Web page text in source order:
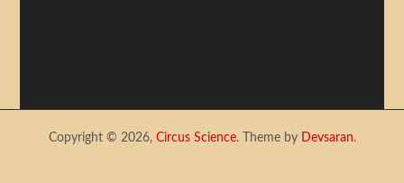
Copyright © 2026, Circus Science. Theme by Devsaran.